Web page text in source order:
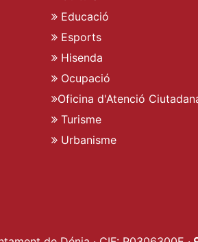
Educació
Esports
Hisenda
Ocupació
Oficina d'Atenció
Turisme
Urbanisme